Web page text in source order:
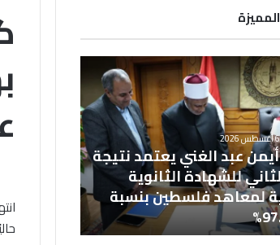
عبد الغني يعتمد نتيجة
للشهادة الثانوية
لمعاهد فلسطين بنسبة
مشاركته
الملتقى
الفكري
الأوَّل
لمنطقة
وعظ
المنوفيَّة..
(البحوث
خلال
الأوَّل
(البحوث
لتحقيق
لتحقيق